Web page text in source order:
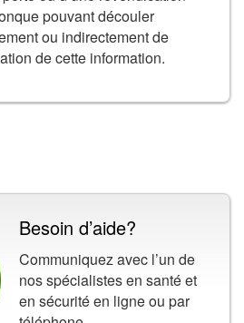
pouvant découler
ou indirectement de
de cette information.
Besoin d’aide?
Communiquez avec l’un de
nos spécialistes en santé et
en sécurité en ligne ou par